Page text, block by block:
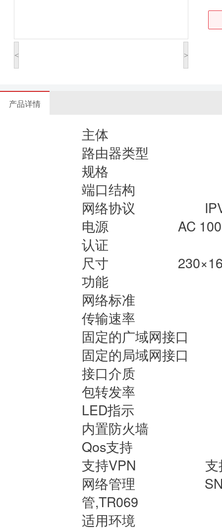
< >
产品详情
主体
路由器类型
规格
端口结构
网络协议
电源 AC
认证
尺寸
功能
网络标准
传输速率
固定的广域网
固定的局域网
接口介质
包转发率
LED指示
内置防火墙
Qos支持
支持VPN
网络管理
管,TR069
适用环境